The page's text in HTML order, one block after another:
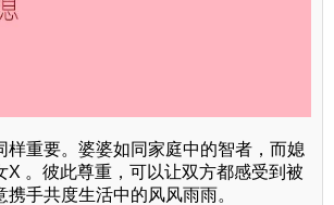
样重要。婆婆如同家庭中的智者，而媳
X 。彼此尊重，可以让双方都感受到被
手共度生活中的风风雨雨。